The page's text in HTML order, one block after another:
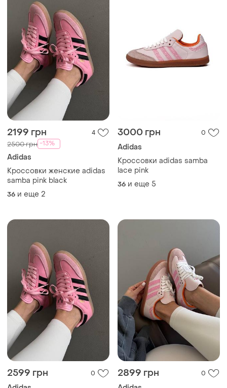
2199 грн 4
2500 грн -13%
Adidas
Кроссовки женские adidas
samba pink black
36 и еще 2
3000 грн 0
Adidas
Кроссовки adidas samba
lace pink
36 и еще 5
2599 грн 0 2899 грн 0